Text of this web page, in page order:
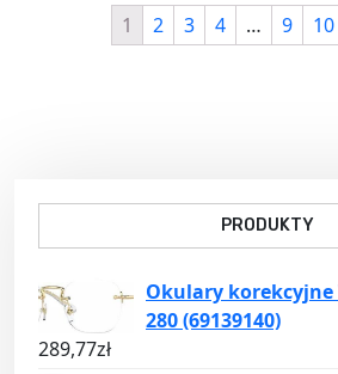
1 2 3 4 … 9 10
PRODUKTY
Okulary korekcyjne
280 (69139140)
289,77zł